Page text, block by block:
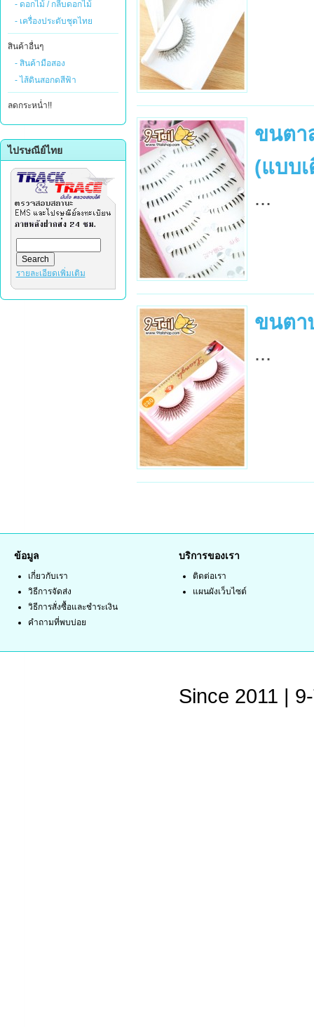
- ดอกไม้ / กลีบดอกไม้
- เครื่องประดับชุดไทย
สินค้าอื่นๆ
- สินค้ามือสอง
- ไส้ดินสอกดสีฟ้า
ลดกระหน่ำ!!
ไปรษณีย์ไทย
รายละเอียดเพิ่มเติม
ขนตา
(แบบ
...
ขนตา
...
ข้อมูล
เกี่ยวกับเรา
วิธีการจัดส่ง
วิธีการสั่งซื้อและชำระเงิน
คำถามที่พบบ่อย
บริการของเรา
ติดต่อเรา
แผนผังเว็บไซต์
Since 2011 |